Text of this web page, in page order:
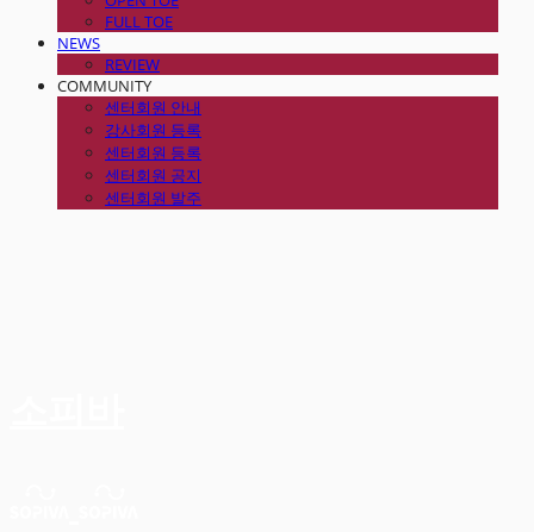
FULL TOE
NEWS
REVIEW
COMMUNITY
센터회원 안내
강사회원 등록
센터회원 등록
센터회원 공지
센터회원 발주